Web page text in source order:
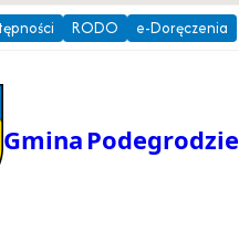
RODO e-Doręczenia
Gmina Podegrodzie